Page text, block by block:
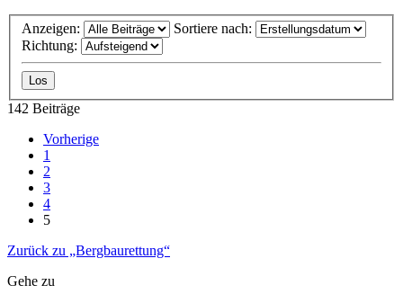
Anzeigen:
Sortiere nach:
Richtung:
142 Beiträge
Vorherige
1
2
3
4
5
Zurück zu „Bergbaurettung“
Gehe zu